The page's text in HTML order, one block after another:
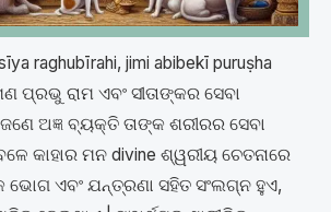
raghubīrahi, jimi abibekī puruṣha
ପ୍ରଭୁ ରାମ ଏବଂ ସୀତାଙ୍କର ସେବା
ଅଜ୍ଞ ବ୍ୟକ୍ତି ତାଙ୍କ ଶରୀରର ସେବା
କାହାର ମନ divine ଶ୍ୱରୀୟ ଚେତନାରେ
ଭୋଗ ଏବଂ ଯନ୍ତ୍ରଣା ସହିତ ସଂଲଗ୍ନ ହୁଏ,